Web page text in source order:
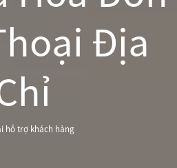
Địa
hỗ trợ khách hàng